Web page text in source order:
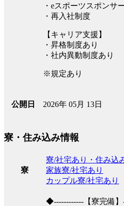
・eスポーツスポンサ
・再入社制度
【キャリア支援】
・昇格制度あり
・社内異動制度あり
※規定あり
公開日 2026年 05月 13日
寮・住み込み情報
寮
寮/社宅あり・住み込
家族寮/社宅あり
カップル寮/社宅あり
◆------------【寮完備